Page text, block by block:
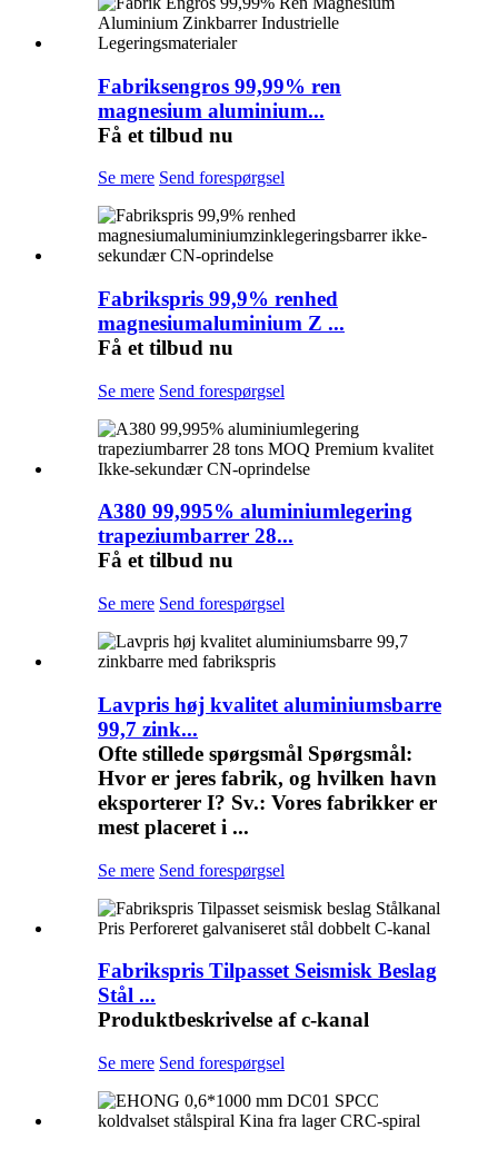
Fabriksengros 99,99% ren
magnesium aluminium...
Få et tilbud nu
Se mere Send forespørgsel
Fabrikspris 99,9% renhed
magnesiumaluminium Z ...
Få et tilbud nu
Se mere Send forespørgsel
A380 99,995% aluminiumlegering
trapeziumbarrer 28...
Få et tilbud nu
Se mere Send forespørgsel
Lavpris høj kvalitet aluminiumsbarre
99,7 zink...
Ofte stillede spørgsmål Spørgsmål:
Hvor er jeres fabrik, og hvilken havn
eksporterer I? Sv.: Vores fabrikker er
mest placeret i ...
Se mere Send forespørgsel
Fabrikspris Tilpasset Seismisk Beslag
Stål ...
Produktbeskrivelse af c-kanal
Se mere Send forespørgsel